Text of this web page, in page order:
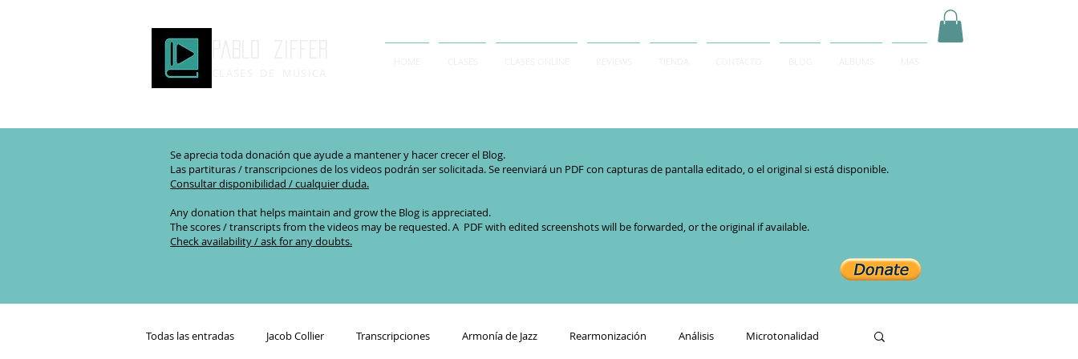
Se aprecia toda donación que ayude a mantener y hacer crecer el Blog.
Las partituras / transcripciones de los videos podrán ser solicitada. Se reenviará un PDF con capturas de pantalla editado, o el original si está disponible.​
Consultar disponibilidad / cualquier duda.
Any donation that helps maintain and grow the Blog is appreciated.
The scores / transcripts from the videos may be requested. A PDF with edited screenshots will be forwarded, or the original if available.
Check availability / ask for any doubts.
Todas las entradas Jacob Collier Transcripciones Armonía de Jazz Rearmonización Análisis Microtonalidad